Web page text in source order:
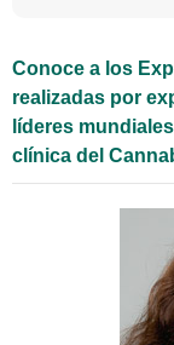
Conoce a los
realizadas por
líderes
clínica del